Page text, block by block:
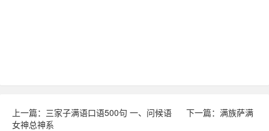
上一篇：三家子满语口语500句 一、问候语
下一篇：满族萨满
女神总神系